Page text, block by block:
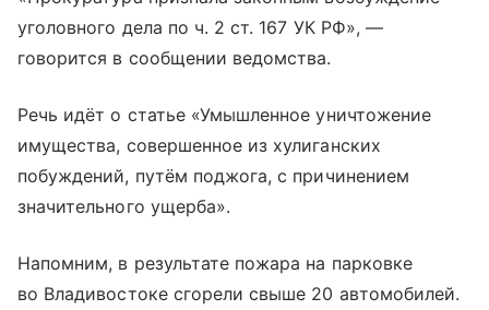
уголовного дела по ч. 2 ст. 167 УК РФ», —
говорится в сообщении ведомства.
Речь идёт о статье «Умышленное уничтожение
имущества, совершенное из хулиганских
побуждений, путём поджога, с причинением
значительного ущерба».
Напомним, в результате пожара на парковке
во Владивостоке сгорели свыше 20 автомобилей.